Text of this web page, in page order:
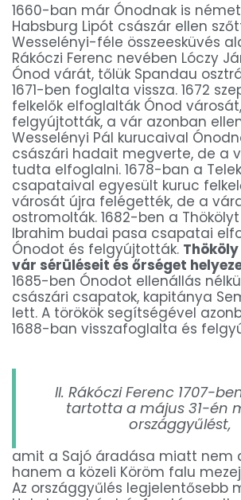
1660-ban már Ónodnak is
Habsburg Lipót császár ellen
Wesselényi-féle összeesküvés
Rákóczi Ferenc nevében Lóczy
Ónod várát, tőlük Spandau
1671-ben foglalta vissza. 1672
felkelők elfoglalták Ónod
felgyújtották, a vár azonban
Wesselényi Pál kurucaival
császári hadait megverte, de a
tudta elfoglalni. 1678-ban a
csapataival egyesült kuruc
városát újra felégették, de a
ostromolták. 1682-ben a
Ibrahim budai pasa csapatai
Ónodot és felgyújtották.
vár sérüléseit és őrséget
1685-ben Ónodot ellenállás
császári csapatok, kapitánya
lett. A törökök segítségével
1688-ban visszafoglalta és
II. Rákóczi Ferenc 1707-
tartotta a május 31-én
országgyűlést,
amit a Sajó áradása miatt nem
hanem a közeli Köröm falu
Az országgyűlés legjelentősebb